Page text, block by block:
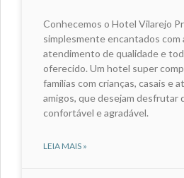
Conhecemos o Hotel Vilarejo
simplesmente encantados
atendimento de qualidade e
oferecido. Um hotel super
famílias com crianças, casais e
amigos, que desejam desfrutar
confortável e agradável.
LEIA MAIS »